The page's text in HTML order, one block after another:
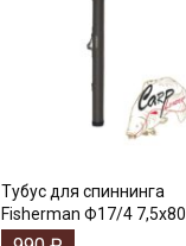
Тубус для спиннинга
Fisherman Ф17/4 7,5х80